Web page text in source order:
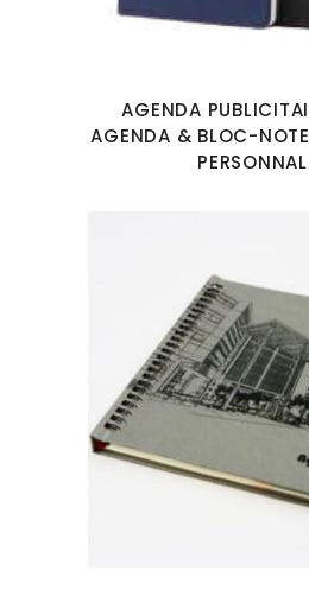
AGENDA
AGENDA & BLOC-